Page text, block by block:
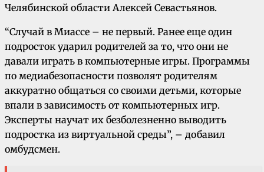
Челябинской области Алексей Севастьянов.
“Случай в Миассе – не первый. Ранее еще один
подросток ударил родителей за то, что они не
давали играть в компьютерные игры. Программы
по медиабезопасности позволят родителям
аккуратно общаться со своими детьми, которые
впали в зависимость от компьютерных игр.
Эксперты научат их безболезненно выводить
подростка из виртуальной среды”, – добавил
омбудсмен.